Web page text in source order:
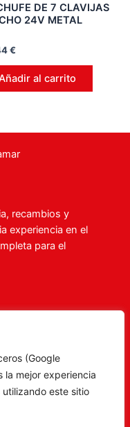
(Google
la mejor experiencia
utilizando este sitio
DE 7 CLAVIJAS
24V METAL
€
al carrito
recambios y
experiencia en el
para el